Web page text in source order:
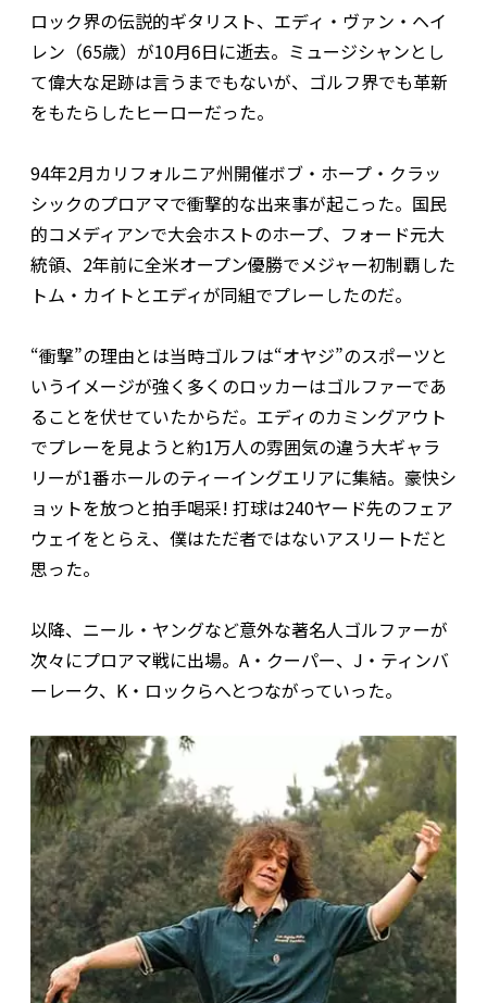
ロック界の伝説的ギタリスト、エディ・ヴァン・ヘイ
レン（65歳）が10月6日に逝去。ミュージシャンとし
て偉大な足跡は言うまでもないが、ゴルフ界でも革新
をもたらしたヒーローだった。
94年2月カリフォルニア州開催ボブ・ホープ・クラッ
シックのプロアマで衝撃的な出来事が起こった。国民
的コメディアンで大会ホストのホープ、フォード元大
統領、2年前に全米オープン優勝でメジャー初制覇した
トム・カイトとエディが同組でプレーしたのだ。
“衝撃”の理由とは当時ゴルフは“オヤジ”のスポーツと
いうイメージが強く多くのロッカーはゴルファーであ
ることを伏せていたからだ。エディのカミングアウト
でプレーを見ようと約1万人の雰囲気の違う大ギャラ
リーが1番ホールのティーイングエリアに集結。豪快シ
ョットを放つと拍手喝采! 打球は240ヤード先のフェア
ウェイをとらえ、僕はただ者ではないアスリートだと
思った。
以降、ニール・ヤングなど意外な著名人ゴルファーが
次々にプロアマ戦に出場。A・クーパー、J・ティンバ
ーレーク、K・ロックらへとつながっていった。